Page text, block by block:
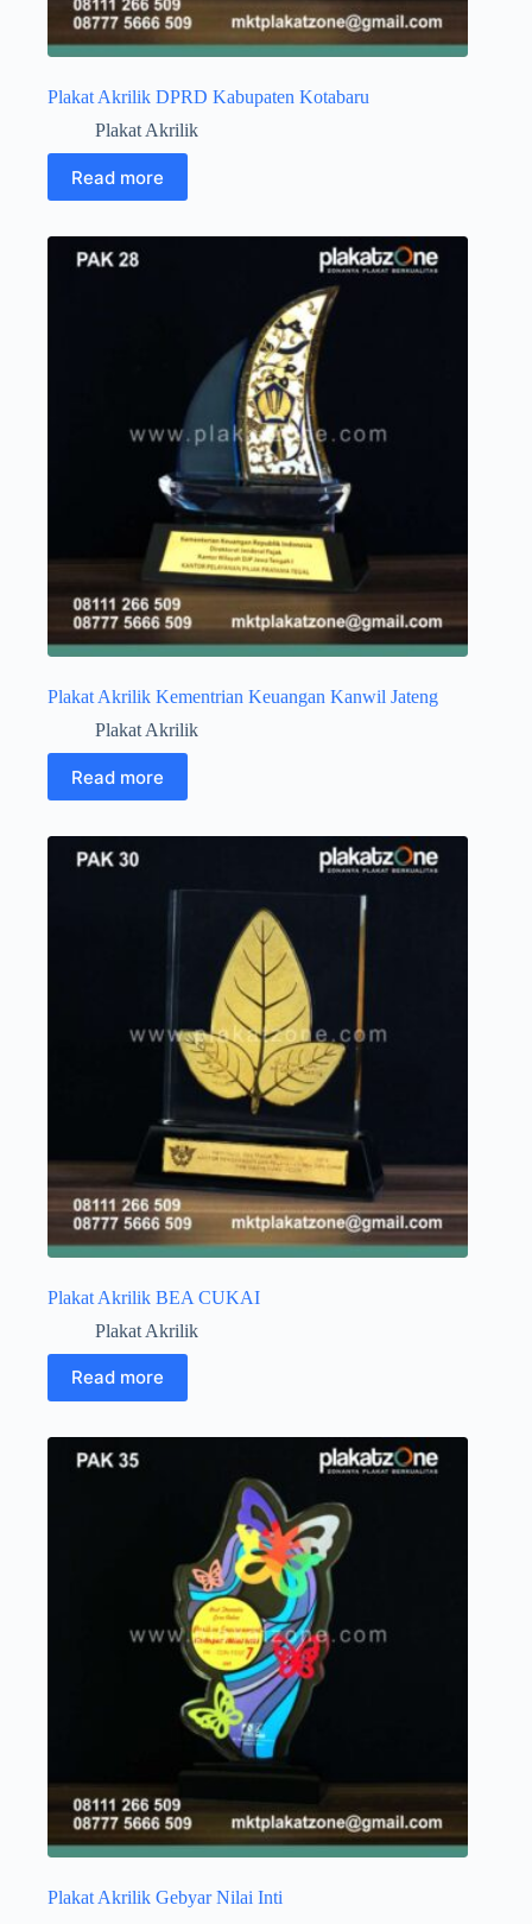
Plakat Akrilik DPRD Kabupaten Kotabaru
Plakat Akrilik
Read more
Plakat Akrilik Kementrian Keuangan Kanwil Jateng
Plakat Akrilik
Read more
Plakat Akrilik BEA CUKAI
Plakat Akrilik
Read more
Plakat Akrilik Gebyar Nilai Inti